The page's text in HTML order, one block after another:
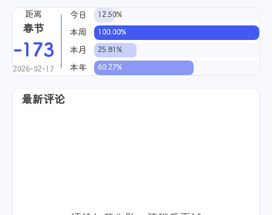
距离
春节
-173
2026-02-17
今日 12.50%
本周 100.00%
本月 25.81%
本年 60.27%
最新评论